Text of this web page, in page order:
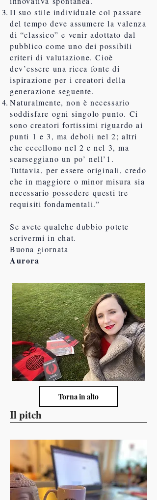
Il suo stile individuale col passare
del tempo deve assumere la valenza
di “classico” e venir adottato dal
pubblico come uno dei possibili
criteri di valutazione. Cioè
dev’essere una ricca fonte di
ispirazione per i creatori della
generazione seguente.
Naturalmente, non è necessario
soddisfare ogni singolo punto. Ci
sono creatori fortissimi riguardo ai
punti 1 e 3, ma deboli nel 2; altri
che eccellono nel 2 e nel 3, ma
scarseggiano un po’ nell’1.
Tuttavia, per essere originali, credo
che in maggiore o minor misura sia
necessario possedere questi tre
requisiti fondamentali.”
Se avete qualche dubbio potete
scrivermi in chat.
Buona giornata
Aurora
Il pitch
Torna in alto